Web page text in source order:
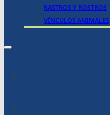
RASTROS Y ROSTROS
VÍNCULOS ANIMALES